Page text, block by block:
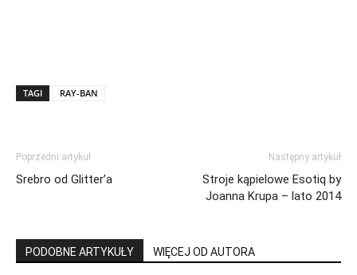
TAGI RAY-BAN
Poprzedni artykuł
Srebro od Glitter’a
Następny artykuł
Stroje kąpielowe Esotiq by
Joanna Krupa – lato 2014
PODOBNE ARTYKUŁY WIĘCEJ OD AUTORA